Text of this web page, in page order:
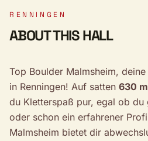
RENNINGEN
ABOUT THIS HALL
Top Boulder Malmsheim,
in Renningen! Auf satten 630
du Kletterspaß pur, egal ob du
oder schon ein erfahrener
Malmsheim bietet dir